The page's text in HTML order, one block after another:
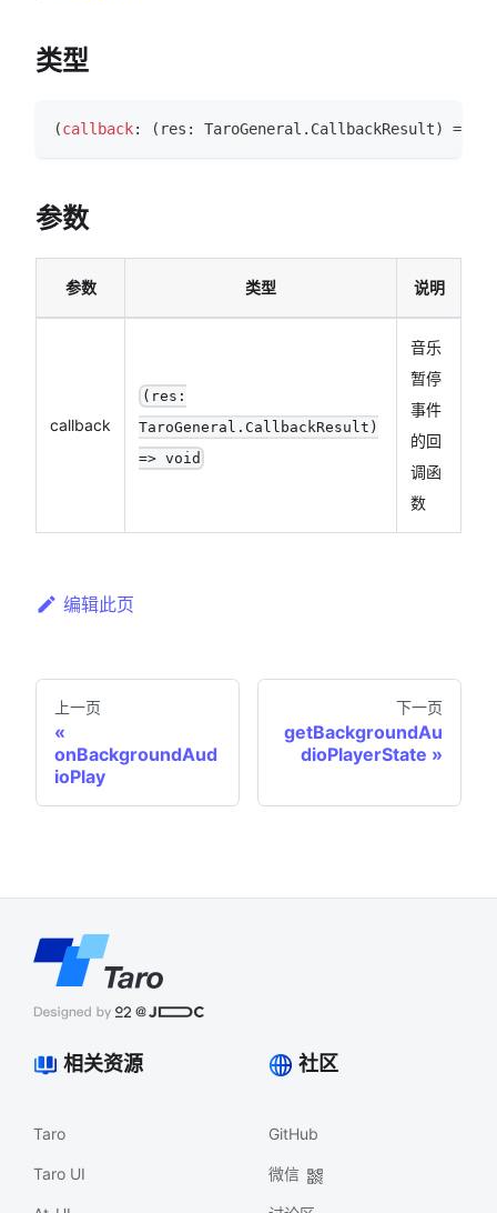
类型
(callback: ( res : TaroGeneral . CallbackResult) =>
参数
参数 类型 说明
callback
(res:
TaroGeneral.CallbackResult)
=> void
音乐
暂停
事件
的回
调函
数
编辑此页
上一页
onBackgroundAud
ioPlay
下一页
getBackgroundAu
dioPlayerState
相关资源
Taro
Taro UI
社区
GitHub
微信